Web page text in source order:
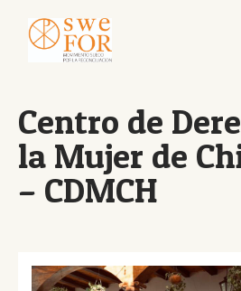
Centro de
la Mujer de
– CDMCH